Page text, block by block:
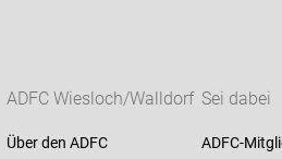
ADFC Wiesloch/Walldorf
Über den ADFC
Sei dabei
ADFC-